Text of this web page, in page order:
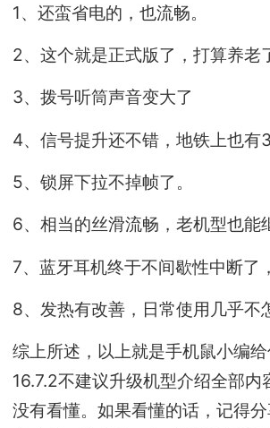
1、还蛮省电的，也流畅。
2、这个就是正式版了，打算养老
3、拨号听筒声音变大了
4、信号提升还不错，地铁上也有3
5、锁屏下拉不掉帧了。
6、相当的丝滑流畅，老机型也能
7、蓝牙耳机终于不间歇性中断了
8、发热有改善，日常使用几乎不
综上所述，以上就是手机鼠小编
16.7.2不建议升级机型介绍全部内
没有看懂。如果看懂的话，记得